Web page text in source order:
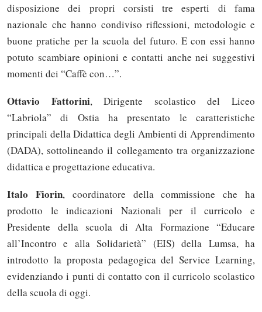
disposizione dei propri corsisti tre esperti di fama
nazionale che hanno condiviso riflessioni, metodologie e
buone pratiche per la scuola del futuro. E con essi hanno
potuto scambiare opinioni e contatti anche nei suggestivi
momenti dei “Caffè con…”.
Ottavio Fattorini, Dirigente scolastico del Liceo
“Labriola” di Ostia ha presentato le caratteristiche
principali della Didattica degli Ambienti di Apprendimento
(DADA), sottolineando il collegamento tra organizzazione
didattica e progettazione educativa.
Italo Fiorin, coordinatore della commissione che ha
prodotto le indicazioni Nazionali per il curricolo e
Presidente della scuola di Alta Formazione “Educare
all’Incontro e alla Solidarietà” (EIS) della Lumsa, ha
introdotto la proposta pedagogica del Service Learning,
evidenziando i punti di contatto con il curricolo scolastico
della scuola di oggi.